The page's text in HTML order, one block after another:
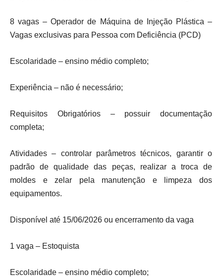
8 vagas – Operador de Máquina de Injeção Plástica –
Vagas exclusivas para Pessoa com Deficiência (PCD)
Escolaridade – ensino médio completo;
Experiência – não é necessário;
Requisitos Obrigatórios – possuir documentação
completa;
Atividades – controlar parâmetros técnicos, garantir o
padrão de qualidade das peças, realizar a troca de
moldes e zelar pela manutenção e limpeza dos
equipamentos.
Disponível até 15/06/2026 ou encerramento da vaga
1 vaga – Estoquista
Escolaridade – ensino médio completo;